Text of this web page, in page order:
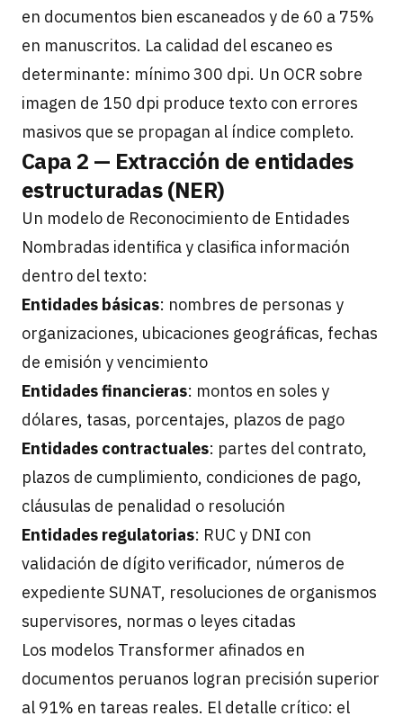
en documentos bien escaneados y de 60 a 75%
en manuscritos. La calidad del escaneo es
determinante: mínimo 300 dpi. Un OCR sobre
imagen de 150 dpi produce texto con errores
masivos que se propagan al índice completo.
Capa 2 — Extracción de entidades
estructuradas (NER)
Un modelo de Reconocimiento de Entidades
Nombradas identifica y clasifica información
dentro del texto:
Entidades básicas: nombres de personas y
organizaciones, ubicaciones geográficas, fechas
de emisión y vencimiento
Entidades financieras: montos en soles y
dólares, tasas, porcentajes, plazos de pago
Entidades contractuales: partes del contrato,
plazos de cumplimiento, condiciones de pago,
cláusulas de penalidad o resolución
Entidades regulatorias: RUC y DNI con
validación de dígito verificador, números de
expediente SUNAT, resoluciones de organismos
supervisores, normas o leyes citadas
Los modelos Transformer afinados en
documentos peruanos logran precisión superior
al 91% en tareas reales. El detalle crítico: el